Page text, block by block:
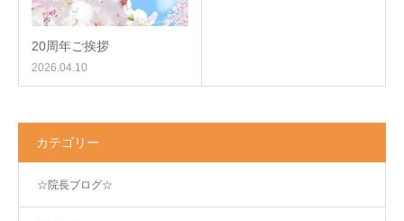
20周年ご挨拶
2026.04.10
カテゴリー
☆院長ブログ☆